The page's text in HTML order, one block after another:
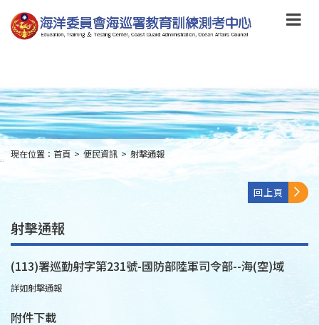
到
主
要
to
main
content
:::
現在位置： 首頁 > 便民資訊 > 射擊通報
回上頁
射擊通報
(113)署巡勤射字第231號-國防部陸軍司令部--海(空)域
詳如射擊通報
附件下載